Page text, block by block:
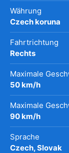
Währung
Czech koruna
Fahrtrichtung
Rechts
Maximale
50 km/h
Maximale
90 km/h
Sprache
Czech, Slovak